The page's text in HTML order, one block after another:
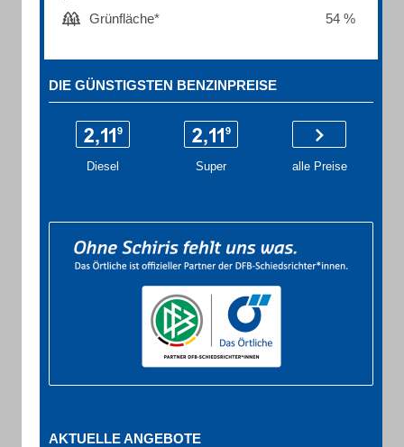
Grünfläche*
54 %
DIE GÜNSTIGSTEN BENZINPREISE
Diesel Super alle Preise
AKTUELLE ANGEBOTE